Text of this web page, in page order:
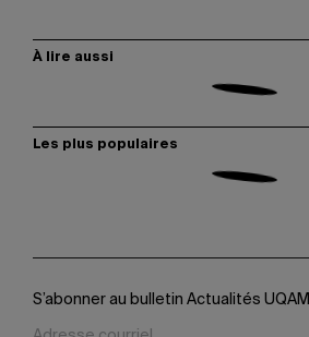
À lire aussi
Les plus populaires
S’abonner au bulletin Actualités UQAM